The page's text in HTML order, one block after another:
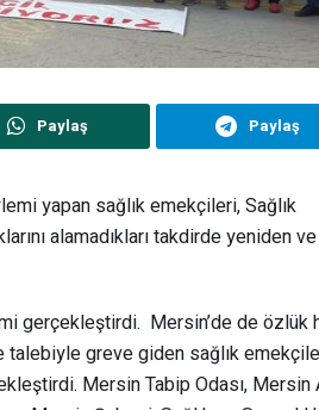
Paylaş Paylaş
yapan sağlık emekçileri, Sağlık
alamadıkları takdirde yeniden
gerçekleştirdi. Mersin’de de özlük
greve giden sağlık
Mersin Tabip Odası, Mersin